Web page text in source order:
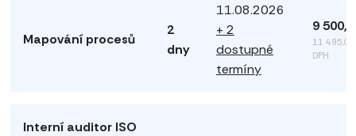
Mapování procesů
2
dny
11.08.2026
+ 2
dostupné
termíny
9
11
DPH
Interní auditor ISO